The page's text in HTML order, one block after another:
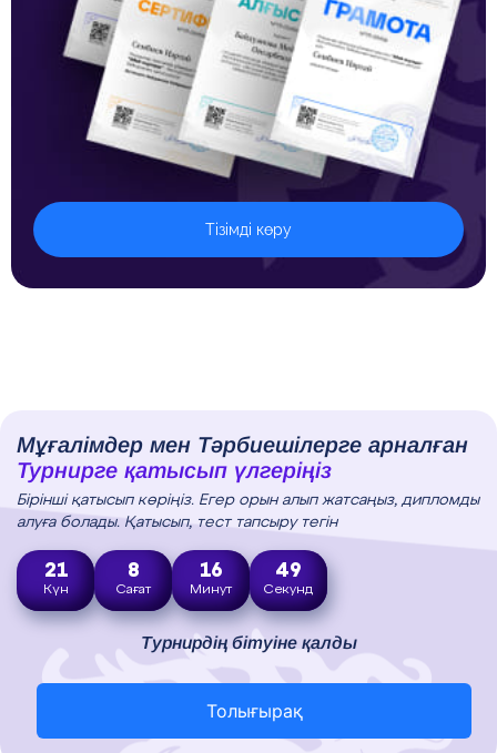
Тізімді көру
Мұғалімдер мен Тәрбиешілерге арналған
Турнирге қатысып үлгеріңіз
Бірінші қатысып көріңіз. Егер орын алып жатсаңыз, дипломды
алуға болады. Қатысып, тест тапсыру тегін
21
Күн
8
Сағат
16
Минут
48
Секунд
Турнирдің бітуіне қалды
Толығырақ